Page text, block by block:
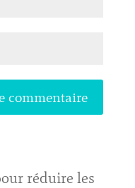
réduire les